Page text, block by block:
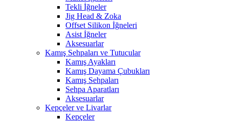
Tekli İğneler
Jig Head & Zoka
Offset Silikon İğneleri
Asist İğneler
Aksesuarlar
Kamış Sehpaları ve Tutucular
Kamış Ayakları
Kamış Dayama Çubukları
Kamış Sehpaları
Sehpa Aparatları
Aksesuarlar
Kepçeler ve Livarlar
Kepçeler